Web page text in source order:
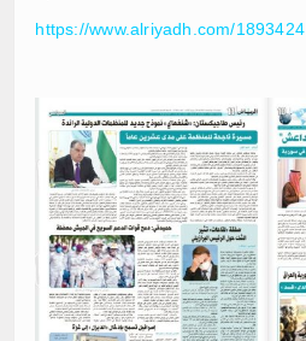
https://www.alriyadh.com/1893424